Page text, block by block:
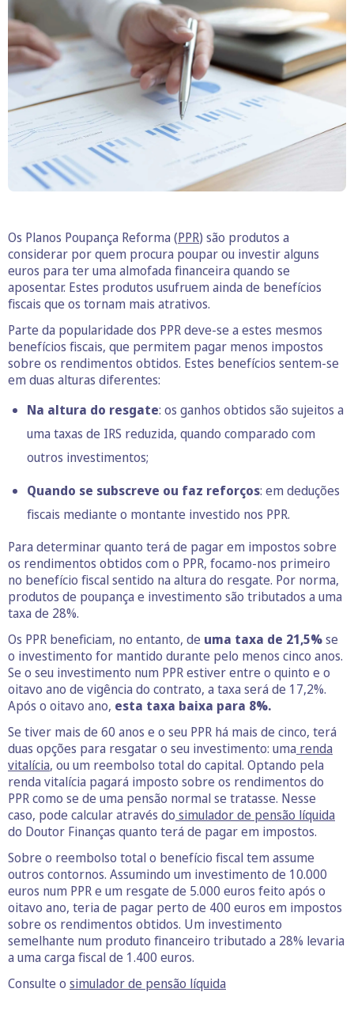
Os Planos Poupança Reforma (PPR) são produtos a
considerar por quem procura poupar ou investir alguns
euros para ter uma almofada financeira quando se
aposentar. Estes produtos usufruem ainda de benefícios
fiscais que os tornam mais atrativos.
Parte da popularidade dos PPR deve-se a estes mesmos
benefícios fiscais, que permitem pagar menos impostos
sobre os rendimentos obtidos. Estes benefícios sentem-se
em duas alturas diferentes:
Na altura do resgate: os ganhos obtidos são sujeitos a
uma taxas de IRS reduzida, quando comparado com
outros investimentos;
Quando se subscreve ou faz reforços: em deduções
fiscais mediante o montante investido nos PPR.
Para determinar quanto terá de pagar em impostos sobre
os rendimentos obtidos com o PPR, focamo-nos primeiro
no benefício fiscal sentido na altura do resgate. Por norma,
produtos de poupança e investimento são tributados a uma
taxa de 28%.
Os PPR beneficiam, no entanto, de uma taxa de 21,5%se
o investimento for mantido durante pelo menos cinco anos.
Se o seu investimento num PPR estiver entre o quinto e o
oitavo ano de vigência do contrato, a taxa será de 17,2%.
Após o oitavo ano, esta taxa baixa para 8%.
Se tiver mais de 60 anos e o seu PPR há mais de cinco, terá
duas opções para resgatar o seu investimento: uma renda
vitalícia, ou um reembolso total do capital. Optando pela
renda vitalícia pagará imposto sobre os rendimentos do
PPR como se de uma pensão normal se tratasse. Nesse
caso, pode calcular através do simulador de pensão líquida
do Doutor Finanças quanto terá de pagar em impostos.
Sobre o reembolso total o benefício fiscal tem assume
outros contornos. Assumindo um investimento de 10.000
euros num PPR e um resgate de 5.000 euros feito após o
oitavo ano, teria de pagar perto de 400 euros em impostos
sobre os rendimentos obtidos. Um investimento
semelhante num produto financeiro tributado a 28% levaria
a uma carga fiscal de 1.400 euros.
Consulte o simulador de pensão líquida